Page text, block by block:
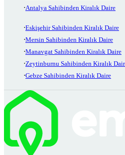
Antalya Sahibinden Kiralık Daire
Eskişehir Sahibinden Kiralık Daire
Mersin Sahibinden Kiralık Daire
Manavgat Sahibinden Kiralık Daire
Zeytinburnu Sahibinden Kiralık
Gebze Sahibinden Kiralık Daire